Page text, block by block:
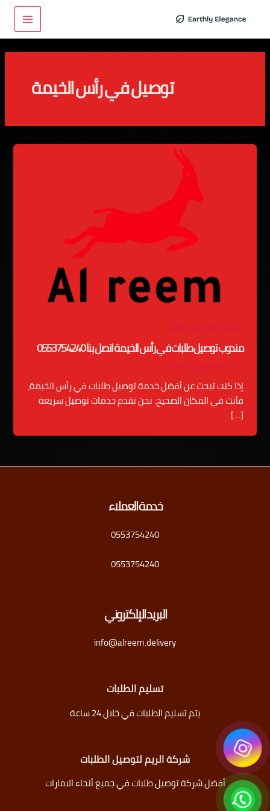
المحتوى
Main
Menu
توصيل في رأس الخيمة
توصيل طلبات في العين
مندوب توصيل طلبات في رأس الخيمة اتصل بنا 0553754240
admin/ 17 سبتمبر، 2024
إذا كنت تبحث عن أفضل خدمة توصيل طلبات في رأس الخيمة،
فأنت في المكان الصحيح. نحن نقدم خدمات توصيل سريعة
[…]
خدمة العملاء
0553754240
0553754240
البريد الإلكتروني
info@alreem.delivery
تسليم الطلبات
يتم تسليم الطلبات في خلال 24 ساعة
شركة الريم لتوصيل الطلبات
أفضل شركة توصيل طلبات في جميع أنحاء الامارات